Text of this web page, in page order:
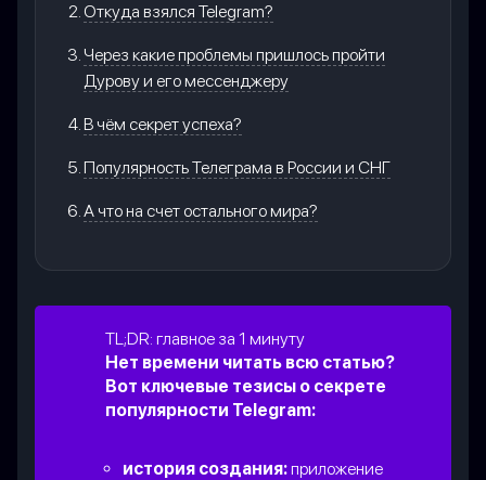
Откуда взялся Telegram?
Через какие проблемы пришлось пройти
Дурову и его мессенджеру
В чём секрет успеха?
Популярность Телеграма в России и СНГ
А что на счет остального мира?
TL;DR: главное за 1 минуту
Нет времени читать всю статью?
Вот ключевые тезисы о секрете
популярности Telegram:
история создания:приложение